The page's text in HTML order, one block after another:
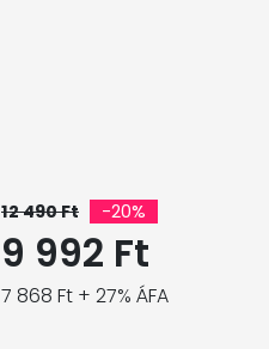
12 490 Ft -20%
9 992 Ft
7 868 Ft + 27% ÁFA